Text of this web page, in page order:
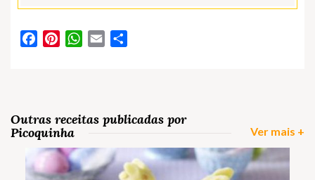
FacebookPinterestWhatsApp
Email
Outras receitas publicadas por
Picoquinha
Ver mais +